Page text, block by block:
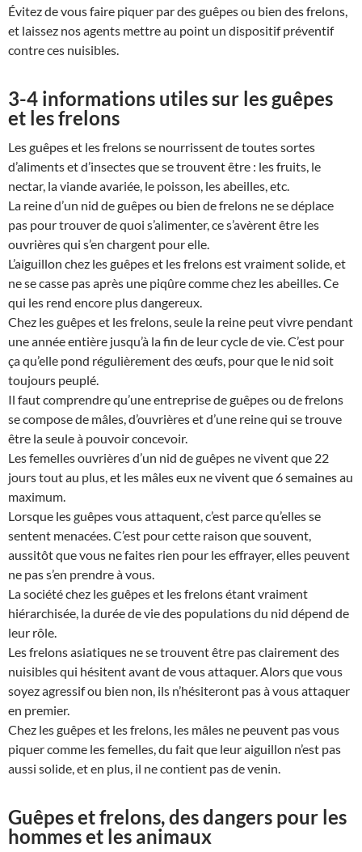
Évitez de vous faire piquer par des guêpes ou bien des frelons,
et laissez nos agents mettre au point un dispositif préventif
contre ces nuisibles.
3-4 informations utiles sur les guêpes
et les frelons
Les guêpes et les frelons se nourrissent de toutes sortes
d’aliments et d’insectes que se trouvent être : les fruits, le
nectar, la viande avariée, le poisson, les abeilles, etc.
La reine d’un nid de guêpes ou bien de frelons ne se déplace
pas pour trouver de quoi s’alimenter, ce s’avèrent être les
ouvrières qui s’en chargent pour elle.
L’aiguillon chez les guêpes et les frelons est vraiment solide, et
ne se casse pas après une piqûre comme chez les abeilles. Ce
qui les rend encore plus dangereux.
Chez les guêpes et les frelons, seule la reine peut vivre pendant
une année entière jusqu’à la fin de leur cycle de vie. C’est pour
ça qu’elle pond régulièrement des œufs, pour que le nid soit
toujours peuplé.
Il faut comprendre qu’une entreprise de guêpes ou de frelons
se compose de mâles, d’ouvrières et d’une reine qui se trouve
être la seule à pouvoir concevoir.
Les femelles ouvrières d’un nid de guêpes ne vivent que 22
jours tout au plus, et les mâles eux ne vivent que 6 semaines au
maximum.
Lorsque les guêpes vous attaquent, c’est parce qu’elles se
sentent menacées. C’est pour cette raison que souvent,
aussitôt que vous ne faites rien pour les effrayer, elles peuvent
ne pas s’en prendre à vous.
La société chez les guêpes et les frelons étant vraiment
hiérarchisée, la durée de vie des populations du nid dépend de
leur rôle.
Les frelons asiatiques ne se trouvent être pas clairement des
nuisibles qui hésitent avant de vous attaquer. Alors que vous
soyez agressif ou bien non, ils n’hésiteront pas à vous attaquer
en premier.
Chez les guêpes et les frelons, les mâles ne peuvent pas vous
piquer comme les femelles, du fait que leur aiguillon n’est pas
aussi solide, et en plus, il ne contient pas de venin.
Guêpes et frelons, des dangers pour les
hommes et les animaux